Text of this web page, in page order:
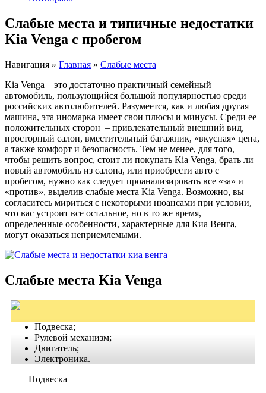
Слабые места и типичные недостатки
Kia Venga с пробегом
Навигация » Главная » Слабые места
Kia Venga – это достаточно практичный семейный
автомобиль, пользующийся большой популярностью среди
российских автолюбителей. Разумеется, как и любая другая
машина, эта иномарка имеет свои плюсы и минусы. Среди ее
положительных сторон – привлекательный внешний вид,
просторный салон, вместительный багажник, «вкусная» цена,
а также комфорт и безопасность. Тем не менее, для того,
чтобы решить вопрос, стоит ли покупать Kia Venga, брать ли
новый автомобиль из салона, или приобрести авто с
пробегом, нужно как следует проанализировать все «за» и
«против», выделив слабые места Kia Venga. Возможно, вы
согласитесь мириться с некоторыми нюансами при условии,
что вас устроит все остальное, но в то же время,
определенные особенности, характерные для Киа Венга,
могут оказаться неприемлемыми.
Слабые места Kia Venga
Подвеска;
Рулевой механизм;
Двигатель;
Электроника.
Подвеска